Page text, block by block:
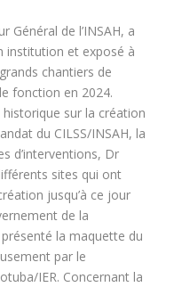
Général de l’INSAH, a
institution et exposé à
chantiers de
fonction en 2024.
sur la création
du CILSS/INSAH, la
d’interventions, Dr
sites qui ont
jusqu’à ce jour
de la
la maquette du
par le
IER. Concernant la